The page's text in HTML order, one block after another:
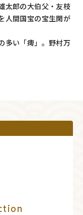
太郎の大伯父・友枝
人間国宝の宝生閑が
多い「痺」。野村万